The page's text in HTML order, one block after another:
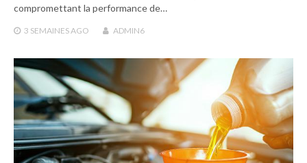
compromettant la performance de…
3 SEMAINES AGO ADMIN6